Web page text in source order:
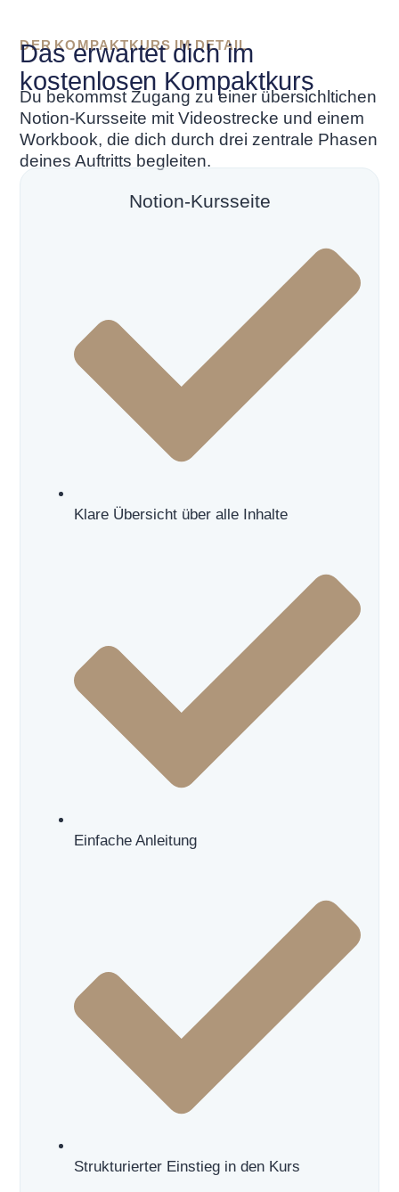
DER KOMPAKTKURS IM DETAIL
Das erwartet dich im
kostenlosen Kompaktkurs
Du bekommst Zugang zu einer übersichltichen
Notion-Kursseite mit Videostrecke und einem
Workbook, die dich durch drei zentrale Phasen
deines Auftritts begleiten.
Notion-Kursseite
Klare Übersicht über alle Inhalte
Einfache Anleitung
Strukturierter Einstieg in den Kurs